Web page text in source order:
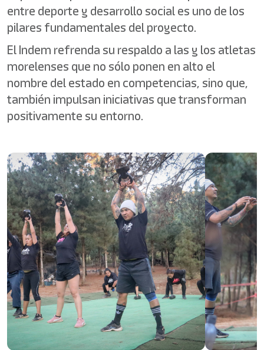
entre deporte y desarrollo social es uno de los
pilares fundamentales del proyecto.
El Indem refrenda su respaldo a las y los atletas
morelenses que no sólo ponen en alto el
nombre del estado en competencias, sino que,
también impulsan iniciativas que transforman
positivamente su entorno.